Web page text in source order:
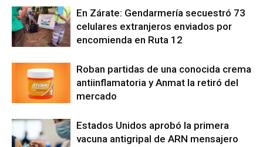
En Zárate: Gendarmería secuestró 73
celulares extranjeros enviados por
encomienda en Ruta 12
Roban partidas de una conocida crema
antiinflamatoria y Anmat la retiró del
mercado
Estados Unidos aprobó la primera
vacuna antigripal de ARN mensajero